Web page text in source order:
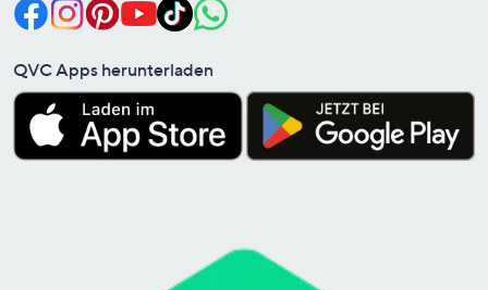
QVC Apps herunterladen